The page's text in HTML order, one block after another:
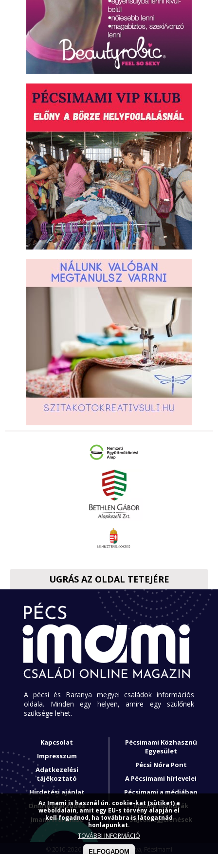
UGRÁS AZ OLDAL TETEJÉRE
A pécsi és Baranya megyei családok információs
oldala. Minden egy helyen, amire egy szülőnek
szüksége lehet.
Kapcsolat
Impresszum
Adatkezelési
tájékoztató
Hirdetési ajánlat
Online szerződés
Imami franchise
Pécsimami Közhasznú
Egyesület
Pécsi Nóra Pont
A Pécsimami hírlevelei
Pécsimami a médiában
Rólunk mondták
Sajtómegjelenések
© 2010-2026. Minden jog fenntartva, Pécsimami
Az Imami is használ ún. cookie-kat (sütiket) a
weboldalain, amit egy EU-s törvény alapján el
kell fogadnod, ha továbbra is látogatnád
honlapunkat.
TOVÁBBI INFORMÁCIÓ
ELFOGADOM